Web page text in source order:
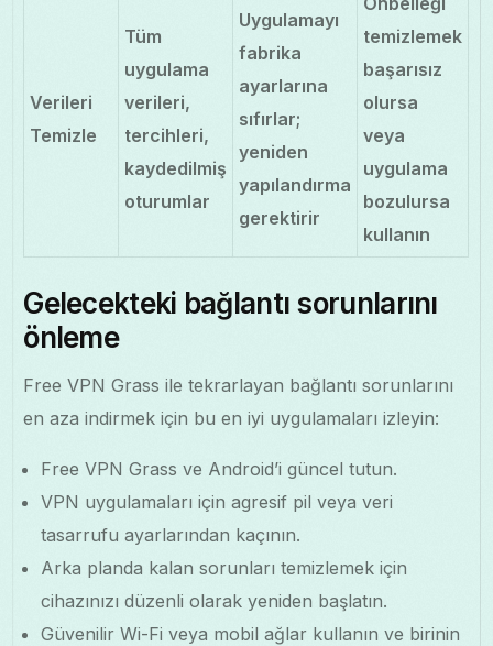
Verileri
Temizle
Tüm
uygulama
verileri,
tercihleri,
kaydedilmiş
oturumlar
Uygulamayı
fabrika
ayarlarına
sıfırlar;
yeniden
yapılandırma
gerektirir
temizlemek
başarısız
olursa
veya
uygulama
bozulursa
kullanın
Gelecekteki bağlantı sorunlarını
önleme
Free VPN Grass ile tekrarlayan bağlantı sorunlarını
en aza indirmek için bu en iyi uygulamaları izleyin:
Free VPN Grass ve Android’i güncel tutun.
VPN uygulamaları için agresif pil veya veri
tasarrufu ayarlarından kaçının.
Arka planda kalan sorunları temizlemek için
cihazınızı düzenli olarak yeniden başlatın.
Güvenilir Wi-Fi veya mobil ağlar kullanın ve birinin